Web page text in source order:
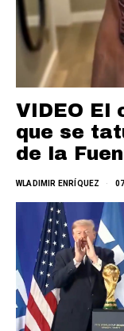
VIDEO El
que se
de la
WLADIMIR ENRÍQUEZ